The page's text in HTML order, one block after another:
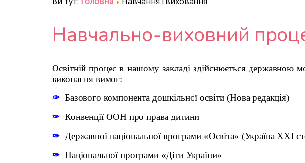
Навчально-виховний
Освітній процес в нашомузакладі здійснюється державною
виконання вимог:
✑ Базового компонента дошкільної освіти (Нова редакція)
✑ Конвенції ООН про права дитини
✑ Державної національної програми «Освіта» (Україна ХХІ
✑ Національної програми «Діти України»